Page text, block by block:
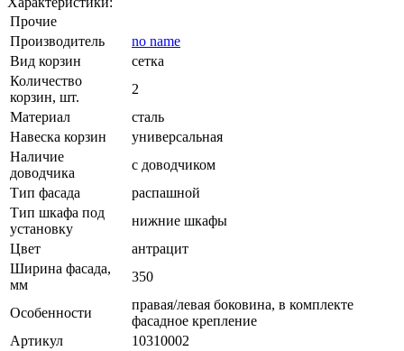
Прочие
Производитель
no name
Вид корзин
сетка
Количество
корзин, шт.
2
Материал
сталь
Навеска корзин
универсальная
Наличие
доводчика
с доводчиком
Тип фасада
распашной
Тип шкафа под
установку
нижние шкафы
Цвет
антрацит
Ширина фасада,
мм
350
Особенности
правая/левая боковина, в комплекте
фасадное крепление
Артикул
10310002